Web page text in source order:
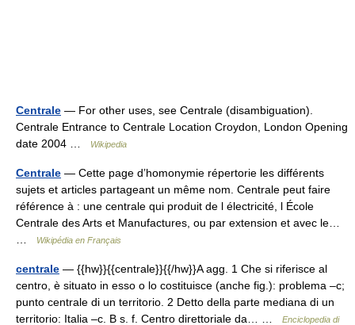
Centrale — For other uses, see Centrale (disambiguation).
Centrale Entrance to Centrale Location Croydon, London Opening
date 2004 …
Wikipedia
Centrale — Cette page d’homonymie répertorie les différents
sujets et articles partageant un même nom. Centrale peut faire
référence à : une centrale qui produit de l électricité, l École
Centrale des Arts et Manufactures, ou par extension et avec le…
Wikipédia en Français
centrale — {{hw}}{{centrale}}{{/hw}}A agg. 1 Che si riferisce al
centro, è situato in esso o lo costituisce (anche fig.): problema –c;
punto centrale di un territorio. 2 Detto della parte mediana di un
territorio: Italia –c. B s. f. Centro direttoriale da… …
Enciclopedia di